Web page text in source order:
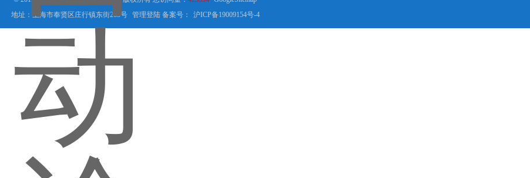
地址：上海市奉贤区庄行镇东街265号
管理登陆备案号： 沪ICP备19009154号-4